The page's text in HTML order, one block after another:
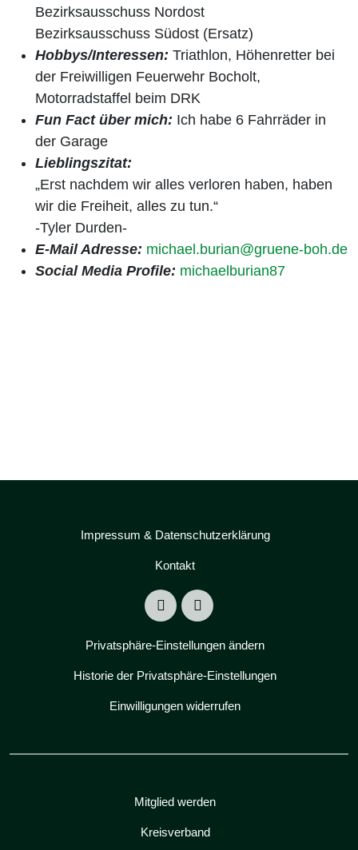
Bezirksausschuss Nordost
Bezirksausschuss Südost (Ersatz)
Hobbys/Interessen: Triathlon, Höhenretter bei
der Freiwilligen Feuerwehr Bocholt,
Motorradstaffel beim DRK
Fun Fact über mich: Ich habe 6 Fahrräder in
der Garage
Lieblingszitat:
„Erst nachdem wir alles verloren haben, haben
wir die Freiheit, alles zu tun.“
-Tyler Durden-
E-Mail Adresse: michael.burian@gruene-boh.de
Social Media Profile: michaelburian87
Impressum & Datenschutzerklärung
Kontakt
Privatsphäre-Einstellungen ändern
Historie der Privatsphäre-Einstellungen
Einwilligungen widerrufen
Mitglied werden
Kreisverband